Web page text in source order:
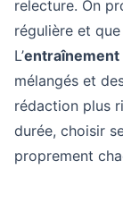
relecture. On
régulière et
L’entraînement
mélangés et
rédaction plus
durée, choisir
proprement